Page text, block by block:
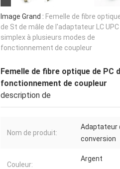
Image Grand : Femelle de fibre
de St de mâle de l'adaptateur LC UPC
simplex à plusieurs modes de
fonctionnement de coupleur
Femelle de fibre optique de PC
fonctionnement de coupleur
description de
Nom de produit:
Adaptateur
conversion
Couleur:
Argent